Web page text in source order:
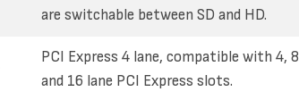
are switchable between SD and HD.
PCI Express 4 lane, compatible with 4, 8
and 16 lane PCI Express slots.